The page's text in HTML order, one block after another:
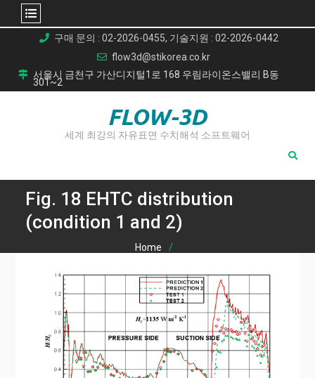
content
구매 문의 : 02-2026-0455, 기술지원 : 02-2026-0442
flow3d@stikorea.co.kr
서울시 금천구 가산디지털1로 168 우림라이온스밸리 B동
301~2
FLOW-3D
세계 최강의 자유표면 수치해석 소프트웨어
Fig. 18 EHTC distribution
(condition 1 and 2)
Home
션 연구
Fig. 18 EHTC distribution (condition 1 and 2)